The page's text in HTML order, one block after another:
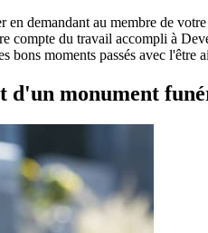
demandant au membre de
compte du travail accompli à
bons moments passés avec l'être
d'un monument